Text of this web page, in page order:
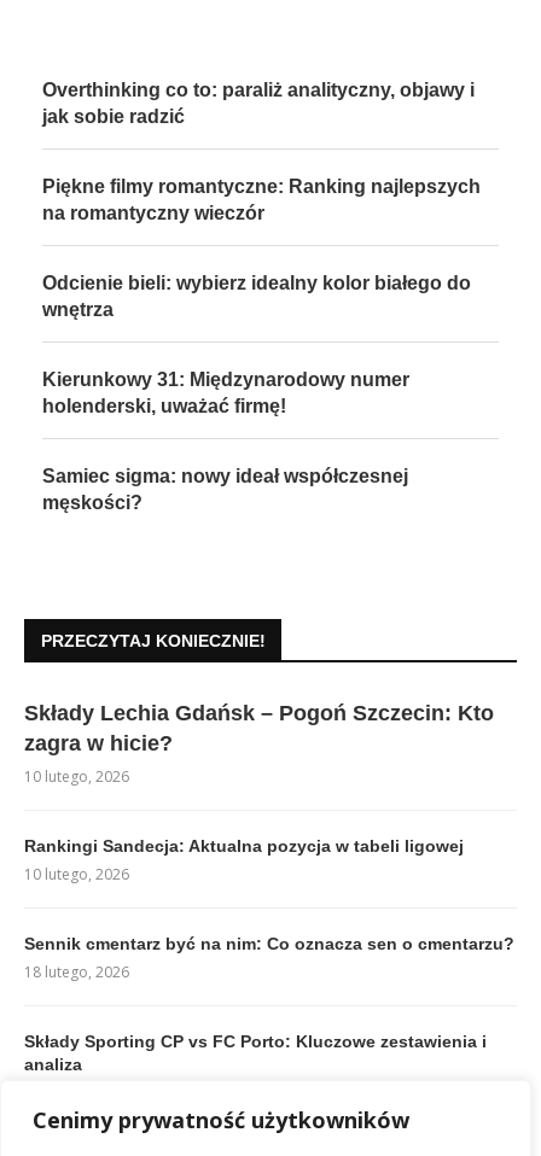
Cenimy prywatność użytkowników
Overthinking co to: paraliż analityczny, objawy i
jak sobie radzić
Piękne filmy romantyczne: Ranking najlepszych
na romantyczny wieczór
Odcienie bieli: wybierz idealny kolor białego do
wnętrza
Kierunkowy 31: Międzynarodowy numer
holenderski, uważać firmę!
Samiec sigma: nowy ideał współczesnej
męskości?
PRZECZYTAJ KONIECZNIE!
Składy Lechia Gdańsk – Pogoń Szczecin: Kto
zagra w hicie?
10 lutego, 2026
Rankingi Sandecja: Aktualna pozycja w tabeli ligowej
10 lutego, 2026
Sennik cmentarz być na nim: Co oznacza sen o cmentarzu?
18 lutego, 2026
Składy Sporting CP vs FC Porto: Kluczowe zestawienia i
analiza